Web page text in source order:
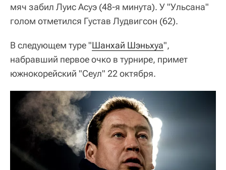
мяч забил Луис Асуэ (48-я минута). У "Ульсана"
голом отметился Густав Лудвигсон (62).
В следующем туре "Шанхай Шэньхуа",
набравший первое очко в турнире, примет
южнокорейский "Сеул" 22 октября.